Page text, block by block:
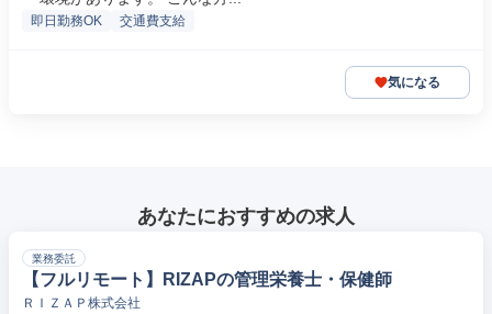
即日勤務OK 交通費支給
気になる
あなたにおすすめの求人
業務委託
【フルリモート】RIZAPの管理栄養士・保健師
ＲＩＺＡＰ株式会社